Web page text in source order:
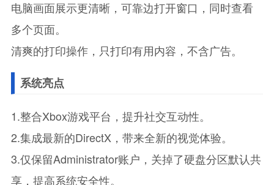
电脑画面展示更清晰，可靠边打开窗口，同时查看
多个页面。
清爽的打印操作，只打印有用内容，不含广告。
系统亮点
1.整合Xbox游戏平台，提升社交互动性。
2.集成最新的DirectX，带来全新的视觉体验。
3.仅保留Administrator账户，关掉了硬盘分区默认共
享，提高系统安全性。